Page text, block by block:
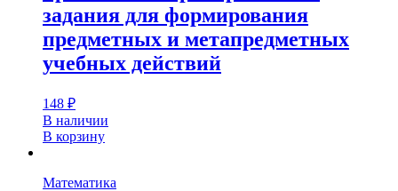
задания для формирования
предметных и метапредметных
учебных действий
148 ₽
В наличии
В корзину
Математика